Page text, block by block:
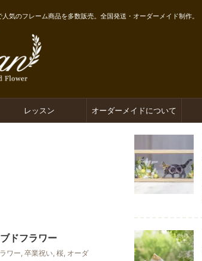
気のフレーム商品を多数販売。全国発送・オーダーメイド制作。
レッスン オーダーメイドについて
ドフラワー
ワー 卒業祝い 桜 オーダ